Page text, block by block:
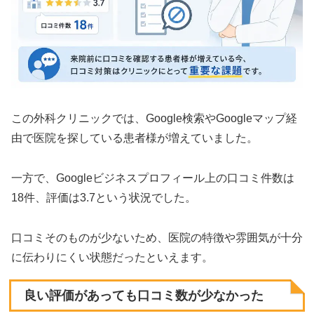
この外科クリニックでは、Google検索やGoogleマップ経
由で医院を探している患者様が増えていました。
一方で、Googleビジネスプロフィール上の口コミ件数は
18件、評価は3.7という状況でした。
口コミそのものが少ないため、医院の特徴や雰囲気が十分
に伝わりにくい状態だったといえます。
良い評価があっても口コミ数が少なかった